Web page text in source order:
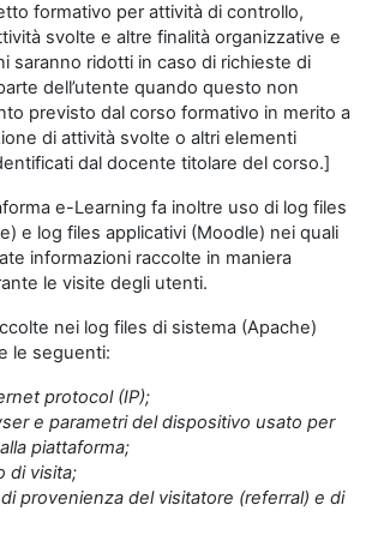
formativo per attività di controllo,
svolte e altre finalità organizzative e
saranno ridotti in caso di richieste di
dell’utente quando questo non
previsto dal corso formativo in merito a
di attività svolte o altri elementi
dal docente titolare del corso.]
e-Learning fa inoltre uso di log files
e log files applicativi (Moodle) nei quali
informazioni raccolte in maniera
le visite degli utenti.
nei log files di sistema (Apache)
le seguenti:
protocol (IP);
e parametri del dispositivo usato per
piattaforma;
di visita;
provenienza del visitatore (referral) e di